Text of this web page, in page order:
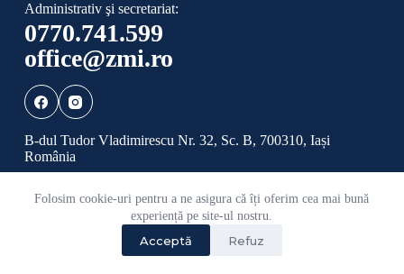
Folosim cookie-uri pentru a ne asigura că îți oferim cea mai bună
experiență pe site-ul nostru.
Acceptă Refuz
Administrativ şi secretariat:
0770.741.599
office@zmi.ro
B-dul Tudor Vladimirescu Nr. 32, Sc. B, 700310, Iași
România
2026 Toate drepturile rezervate ADI ZONA
METROPOLITANĂ IAȘI.
Politică de confidențialitate